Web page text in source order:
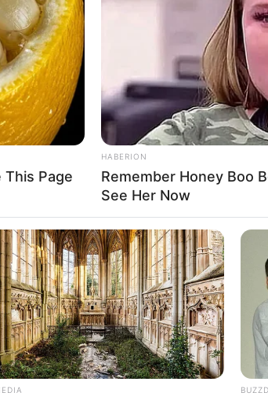
BY BYĆ NA BIEŻĄCO!
This Page
HABERION
Remember Honey Boo
See Her Now
BRAINBERRIES
This Woman Chose To